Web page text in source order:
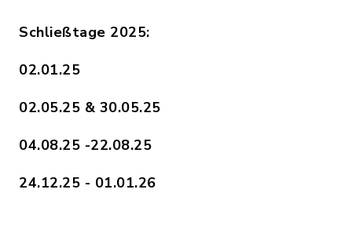
Schließtage 2025:
02.01.25
02.05.25 & 30.05.25
04.08.25 -22.08.25
24.12.25 - 01.01.26